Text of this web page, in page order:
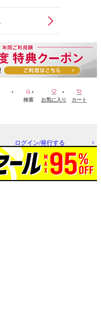
検索 お気に入り カート
ログイン/発行する